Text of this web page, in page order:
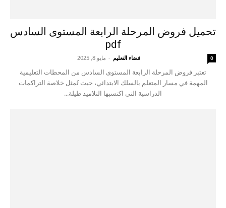
تحميل فروض المرحلة الرابعة المستوى السادس
pdf
فضاء التعليم - مايو 8, 2025 0
تعتبر فروض المرحلة الرابعة المستوى السادس من المحطات التعليمية
المهمة في مسار المتعلم بالسلك الابتدائي، حيث تُمثل خلاصة التراكمات
الدراسية التي اكتسبها التلاميذ طيلة...